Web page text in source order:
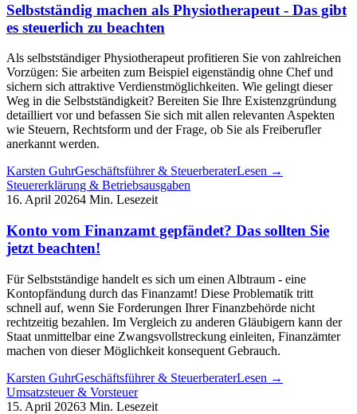
Selbstständig machen als Physiotherapeut - Das gibt
es steuerlich zu beachten
Als selbstständiger Physiotherapeut profitieren Sie von zahlreichen
Vorzügen: Sie arbeiten zum Beispiel eigenständig ohne Chef und
sichern sich attraktive Verdienstmöglichkeiten. Wie gelingt dieser
Weg in die Selbstständigkeit? Bereiten Sie Ihre Existenzgründung
detailliert vor und befassen Sie sich mit allen relevanten Aspekten
wie Steuern, Rechtsform und der Frage, ob Sie als Freiberufler
anerkannt werden.
Karsten GuhrGeschäftsführer & SteuerberaterLesen →
Steuererklärung & Betriebsausgaben
16. April 20264 Min. Lesezeit
Konto vom Finanzamt gepfändet? Das sollten Sie
jetzt beachten!
Für Selbstständige handelt es sich um einen Albtraum - eine
Kontopfändung durch das Finanzamt! Diese Problematik tritt
schnell auf, wenn Sie Forderungen Ihrer Finanzbehörde nicht
rechtzeitig bezahlen. Im Vergleich zu anderen Gläubigern kann der
Staat unmittelbar eine Zwangsvollstreckung einleiten, Finanzämter
machen von dieser Möglichkeit konsequent Gebrauch.
Karsten GuhrGeschäftsführer & SteuerberaterLesen →
Umsatzsteuer & Vorsteuer
15. April 20263 Min. Lesezeit